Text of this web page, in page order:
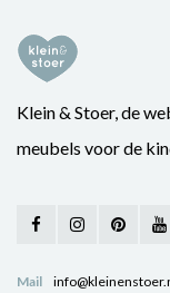
Klein & Stoer, de
meubels voor de
Mail